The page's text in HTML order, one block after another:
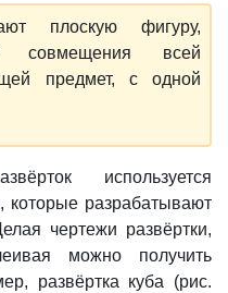
плоскую фигуру,
совмещения всей
предмет, с одной
используется
которые разрабатывают
чертежи развёртки,
можно получить
развёртка куба (рис.